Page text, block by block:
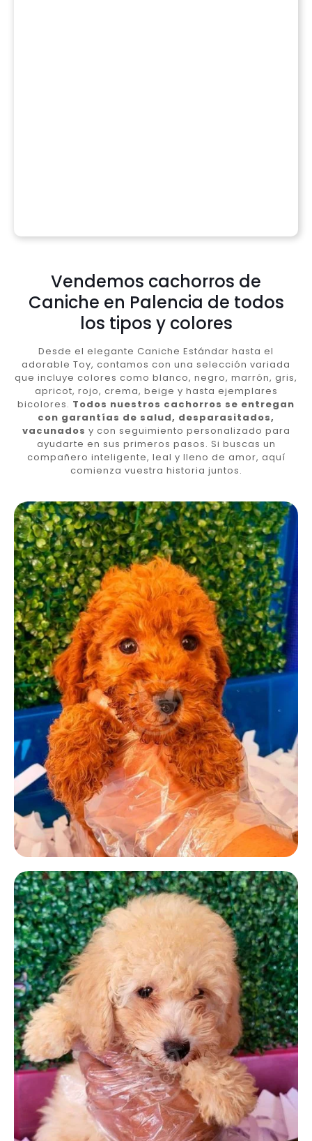
Vendemos cachorros de
Caniche en Palencia de todos
los tipos y colores
Desde el elegante Caniche Estándar hasta el
adorable Toy, contamos con una selección variada
que incluye colores como blanco, negro, marrón, gris,
apricot, rojo, crema, beige y hasta ejemplares
bicolores. Todos nuestros cachorros se entregan
con garantías de salud, desparasitados,
vacunados y con seguimiento personalizado para
ayudarte en sus primeros pasos. Si buscas un
compañero inteligente, leal y lleno de amor, aquí
comienza vuestra historia juntos.